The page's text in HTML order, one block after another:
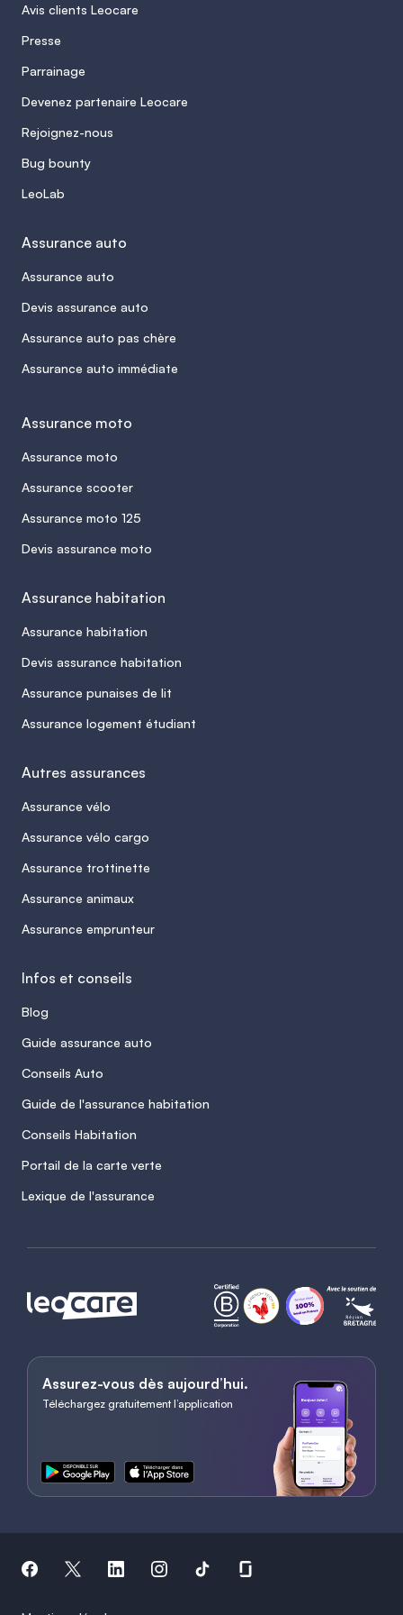
Avis clients Leocare
Presse
Parrainage
Devenez partenaire Leocare
Rejoignez-nous
Bug bounty
LeoLab
Assurance auto
Assurance auto
Devis assurance auto
Assurance auto pas chère
Assurance auto immédiate
Assurance moto
Assurance moto
Assurance scooter
Assurance moto 125
Devis assurance moto
Assurance habitation
Assurance habitation
Devis assurance habitation
Assurance punaises de lit
Assurance logement étudiant
Autres assurances
Assurance vélo
Assurance vélo cargo
Assurance trottinette
Assurance animaux
Assurance emprunteur
Infos et conseils
Blog
Guide assurance auto
Conseils Auto
Guide de l'assurance habitation
Conseils Habitation
Portail de la carte verte
Lexique de l'assurance
Assurez-vous dès aujourd’hui.
Téléchargez gratuitement l’application